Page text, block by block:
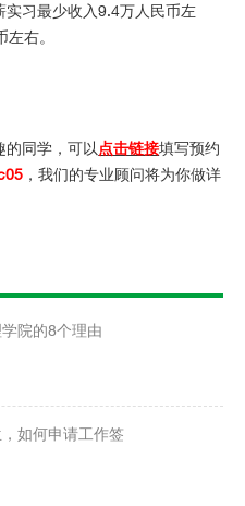
习最少收入9.4万人民币左
右。
的同学，可以 点击链接填写预约
，我们的专业顾问将为你做详
院的8个理由
如何申请工作签